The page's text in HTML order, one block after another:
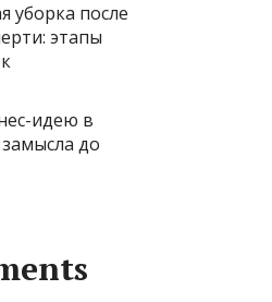
уборка после
этапы
идею в
до